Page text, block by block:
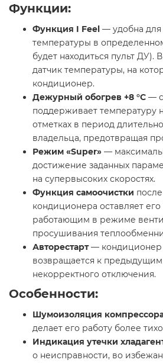
Функции:
Функция I Feel — удобна для
температуры в
будет находиться пульт ДУ).
датчик температуры, на
кондиционер.
Дежурный обогрев +8 °С —
поддерживает температуру
отметках в период
владельца, предотвращая
Режим «Super» —
достижение заданных
на супервысоких скоростях.
Функция самоочистки
кондиционера оставляет
работающим в режиме
просушивания
Авторестарт— кондиционер
возвращается к
некорректного отключения.
Особенности:
Шумоизоляция
делает его работу более
Индикация утечки
о неисправности, во